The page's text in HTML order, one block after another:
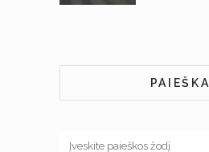
PAIEŠKA